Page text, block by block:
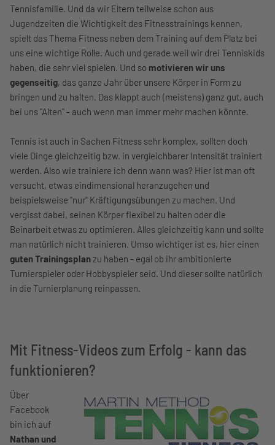
Tennisfamilie. Und da wir Eltern teilweise schon aus
Jugendzeiten die Wichtigkeit des Fitnesstrainings kennen,
spielt das Thema Fitness neben dem Training auf dem Platz bei
uns eine wichtige Rolle. Auch und gerade weil wir drei Tenniskids
haben, die sehr viel spielen. Und so motivieren wir uns
gegenseitig, das ganze Jahr über unsere Körper in Form zu
bringen und zu halten. Das klappt auch (meistens) ganz gut, auch
bei uns "Alten" - auch wenn man immer mehr machen könnte.
Tennis ist auch in Sachen Fitness sehr komplex, sollten doch
viele Dinge gleichzeitig bzw. in vergleichbarer Intensität trainiert
werden. Also wie trainiere ich denn wann was? Hier ist man oft
versucht, etwas eindimensional heranzugehen und
beispielsweise "nur" Kräftigungsübungen zu machen. Und
vergisst dabei, seinen Körper flexibel zu halten oder die
Beinarbeit etwas zu optimieren. Alles gleichzeitig kann und sollte
man natürlich nicht trainieren. Umso wichtiger ist es, hier einen
guten Trainingsplanzu haben - egal ob ihr ambitionierte
Turnierspieler oder Hobbyspieler seid. Und dieser sollte natürlich
in die Turnierplanung reinpassen.
Mit Fitness-Videos zum Erfolg - kann das
funktionieren?
Über
Facebook
bin ich auf
Nathan und